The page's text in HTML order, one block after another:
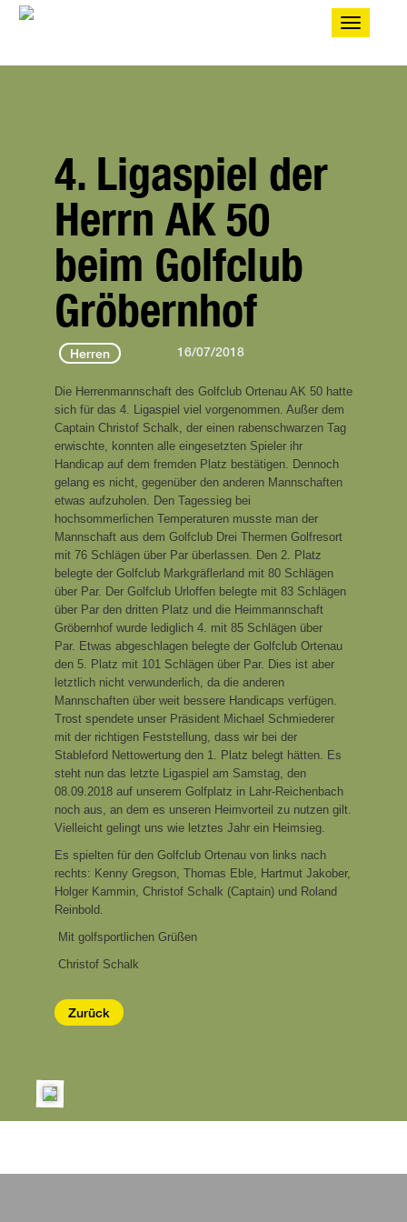
Toggle
4. Ligaspiel der
Herrn AK 50
beim Golfclub
Gröbernhof
Herren 16/07/2018
Die Herrenmannschaft des Golfclub Ortenau AK 50 hatte
sich für das 4. Ligaspiel viel vorgenommen. Außer dem
Captain Christof Schalk, der einen rabenschwarzen Tag
erwischte, konnten alle eingesetzten Spieler ihr
Handicap auf dem fremden Platz bestätigen. Dennoch
gelang es nicht, gegenüber den anderen Mannschaften
etwas aufzuholen. Den Tagessieg bei
hochsommerlichen Temperaturen musste man der
Mannschaft aus dem Golfclub Drei Thermen Golfresort
mit 76 Schlägen über Par überlassen. Den 2. Platz
belegte der Golfclub Markgräflerland mit 80 Schlägen
über Par. Der Golfclub Urloffen belegte mit 83 Schlägen
über Par den dritten Platz und die Heimmannschaft
Gröbernhof wurde lediglich 4. mit 85 Schlägen über
Par. Etwas abgeschlagen belegte der Golfclub Ortenau
den 5. Platz mit 101 Schlägen über Par. Dies ist aber
letztlich nicht verwunderlich, da die anderen
Mannschaften über weit bessere Handicaps verfügen.
Trost spendete unser Präsident Michael Schmiederer
mit der richtigen Feststellung, dass wir bei der
Stableford Nettowertung den 1. Platz belegt hätten. Es
steht nun das letzte Ligaspiel am Samstag, den
08.09.2018 auf unserem Golfplatz in Lahr-Reichenbach
noch aus, an dem es unseren Heimvorteil zu nutzen gilt.
Vielleicht gelingt uns wie letztes Jahr ein Heimsieg.
Es spielten für den Golfclub Ortenau von links nach
rechts: Kenny Gregson, Thomas Eble, Hartmut Jakober,
Holger Kammin, Christof Schalk (Captain) und Roland
Reinbold.
Mit golfsportlichen Grüßen
Christof Schalk
Zurück